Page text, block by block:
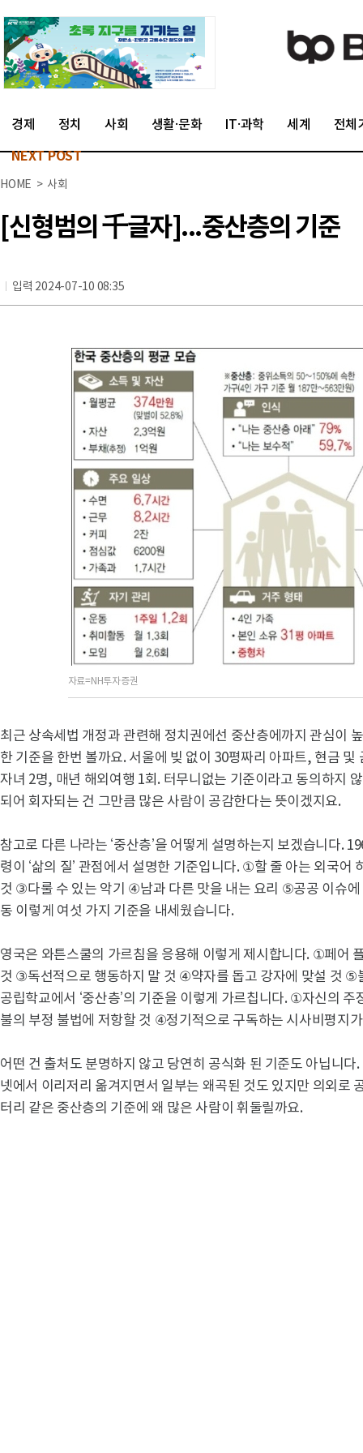
경제 정치 사회 생활·문화 IT·과학 세계 전체
NEXT POST
HOME > 사회
[신형범의 千글자]...중산층의 기준
입력 2024-07-10 08:35
자료=NH투자증권
최근 상속세법 개정과 관련해 정치권에선 중산층에까지 관심이
한 기준을 한번 볼까요. 서울에 빚 없이 30평짜리 아파트, 현금
자녀 2명, 매년 해외여행 1회. 터무니없는 기준이라고 동의하지
되어 회자되는 건 그만큼 많은 사람이 공감한다는 뜻이겠지요.
참고로 다른 나라는 ‘중산층’을 어떻게 설명하는지 보겠습니다.
령이 ‘삶의 질’ 관점에서 설명한 기준입니다. ①할 줄 아는 외국
것 ③다룰 수 있는 악기 ④남과 다른 맛을 내는 요리 ⑤공공 이슈
동 이렇게 여섯 가지 기준을 내세웠습니다.
영국은 와튼스쿨의 가르침을 응용해 이렇게 제시합니다. ①페어
것 ③독선적으로 행동하지 말 것 ④약자를 돕고 강자에 맞설 것 ⑤
공립학교에서 ‘중산층’의 기준을 이렇게 가르칩니다. ①자신의
불의 부정 불법에 저항할 것 ④정기적으로 구독하는 시사비평지
어떤 건 출처도 분명하지 않고 당연히 공식화 된 기준도 아닙니
넷에서 이리저리 옮겨지면서 일부는 왜곡된 것도 있지만 의외로
터리 같은 중산층의 기준에 왜 많은 사람이 휘둘릴까요.